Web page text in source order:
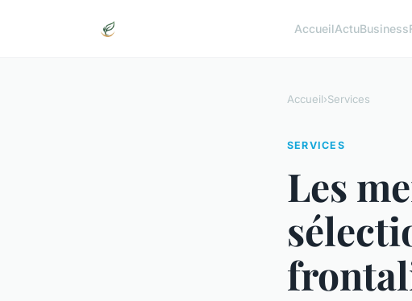
AccueilActuBusiness
Accueil›Services
SERVICES
Les